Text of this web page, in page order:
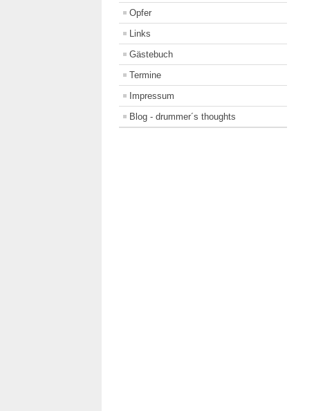
Opfer
Links
Gästebuch
Termine
Impressum
Blog - drummer´s thoughts